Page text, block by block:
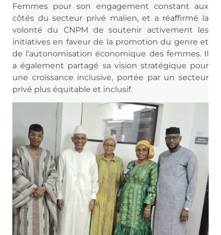
Femmes pour son engagement constant aux
côtés du secteur privé malien, et a réaffirmé la
volonté du CNPM de soutenir activement les
initiatives en faveur de la promotion du genre et
de l’autonomisation économique des femmes. Il
a également partagé sa vision stratégique pour
une croissance inclusive, portée par un secteur
privé plus équitable et inclusif.